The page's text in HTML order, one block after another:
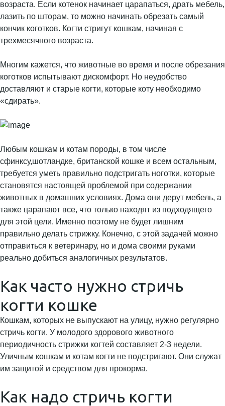
возраста. Если котенок начинает царапаться, драть мебель,
лазить по шторам, то можно начинать обрезать самый
кончик коготков. Когти стригут кошкам, начиная с
трехмесячного возраста.
Многим кажется, что животные во время и после обрезания
коготков испытывают дискомфорт. Но неудобство
доставляют и старые когти, которые коту необходимо
«сдирать».
Любым кошкам и котам породы, в том числе
сфинксу,шотландке, британской кошке и всем остальным,
требуется уметь правильно подстригать ноготки, которые
становятся настоящей проблемой при содержании
животных в домашних условиях. Дома они дерут мебель, а
также царапают все, что только находят из подходящего
для этой цели. Именно поэтому не будет лишним
правильно делать стрижку. Конечно, с этой задачей можно
отправиться к ветеринару, но и дома своими руками
реально добиться аналогичных результатов.
Как часто нужно стричь
когти кошке
Кошкам, которых не выпускают на улицу, нужно регулярно
стричь когти. У молодого здорового животного
периодичность стрижки когтей составляет 2-3 недели.
Уличным кошкам и котам когти не подстригают. Они служат
им защитой и средством для прокорма.
Как надо стричь когти